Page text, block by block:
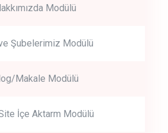
Modülü
Şubelerimiz Modülü
Makale Modülü
İçe Aktarm Modülü